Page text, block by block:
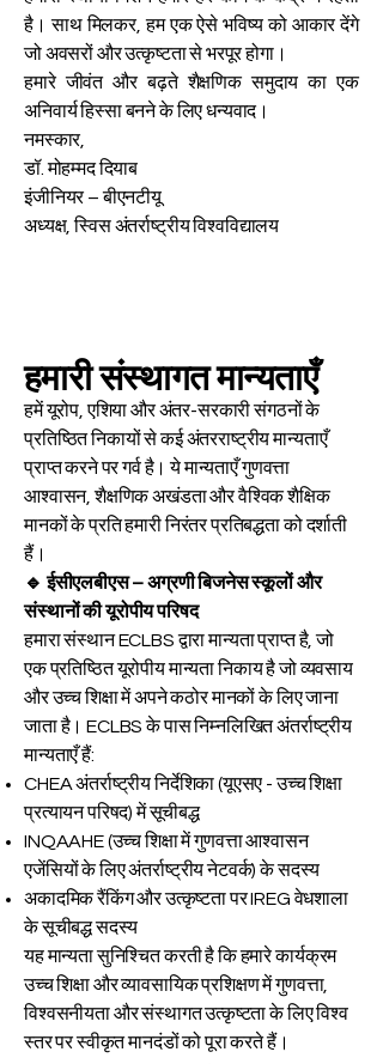
है। साथ मिलकर, हम एक ऐसे भविष्य को आकार देंगे
जो अवसरों और उत्कृष्टता से भरपूर होगा।
हमारे जीवंत और बढ़ते शैक्षणिक समुदाय का एक
अनिवार्य हिस्सा बनने के लिए धन्यवाद।
नमस्कार,
डॉ. मोहम्मद दियाब
इंजीनियर – बीएनटीयू
अध्यक्ष, स्विस अंतर्राष्ट्रीय विश्वविद्यालय
हमारी संस्थागत मान्यताएँ
हमें यूरोप, एशिया और अंतर-सरकारी संगठनों के
प्रतिष्ठित निकायों से कई अंतरराष्ट्रीय मान्यताएँ
प्राप्त करने पर गर्व है। ये मान्यताएँ गुणवत्ता
आश्वासन, शैक्षणिक अखंडता और वैश्विक शैक्षिक
मानकों के प्रति हमारी निरंतर प्रतिबद्धता को दर्शाती
हैं।
🔹 ईसीएलबीएस – अग्रणी बिजनेस स्कूलों और
संस्थानों की यूरोपीय परिषद
हमारा संस्थान ECLBS द्वारा मान्यता प्राप्त है, जो
एक प्रतिष्ठित यूरोपीय मान्यता निकाय है जो व्यवसाय
और उच्च शिक्षा में अपने कठोर मानकों के लिए जाना
जाता है। ECLBS के पास निम्नलिखित अंतर्राष्ट्रीय
मान्यताएँ हैं:
CHEA अंतर्राष्ट्रीय निर्देशिका (यूएसए - उच्च शिक्षा
प्रत्यायन परिषद) में सूचीबद्ध
INQAAHE (उच्च शिक्षा में गुणवत्ता आश्वासन
एजेंसियों के लिए अंतर्राष्ट्रीय नेटवर्क) के सदस्य
अकादमिक रैंकिंग और उत्कृष्टता पर IREG वेधशाला
के सूचीबद्ध सदस्य
यह मान्यता सुनिश्चित करती है कि हमारे कार्यक्रम
उच्च शिक्षा और व्यावसायिक प्रशिक्षण में गुणवत्ता,
विश्वसनीयता और संस्थागत उत्कृष्टता के लिए विश्व
स्तर पर स्वीकृत मानदंडों को पूरा करते हैं।